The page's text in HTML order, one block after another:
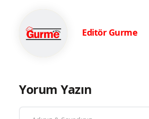
Editör Gurme
Yorum Yazın